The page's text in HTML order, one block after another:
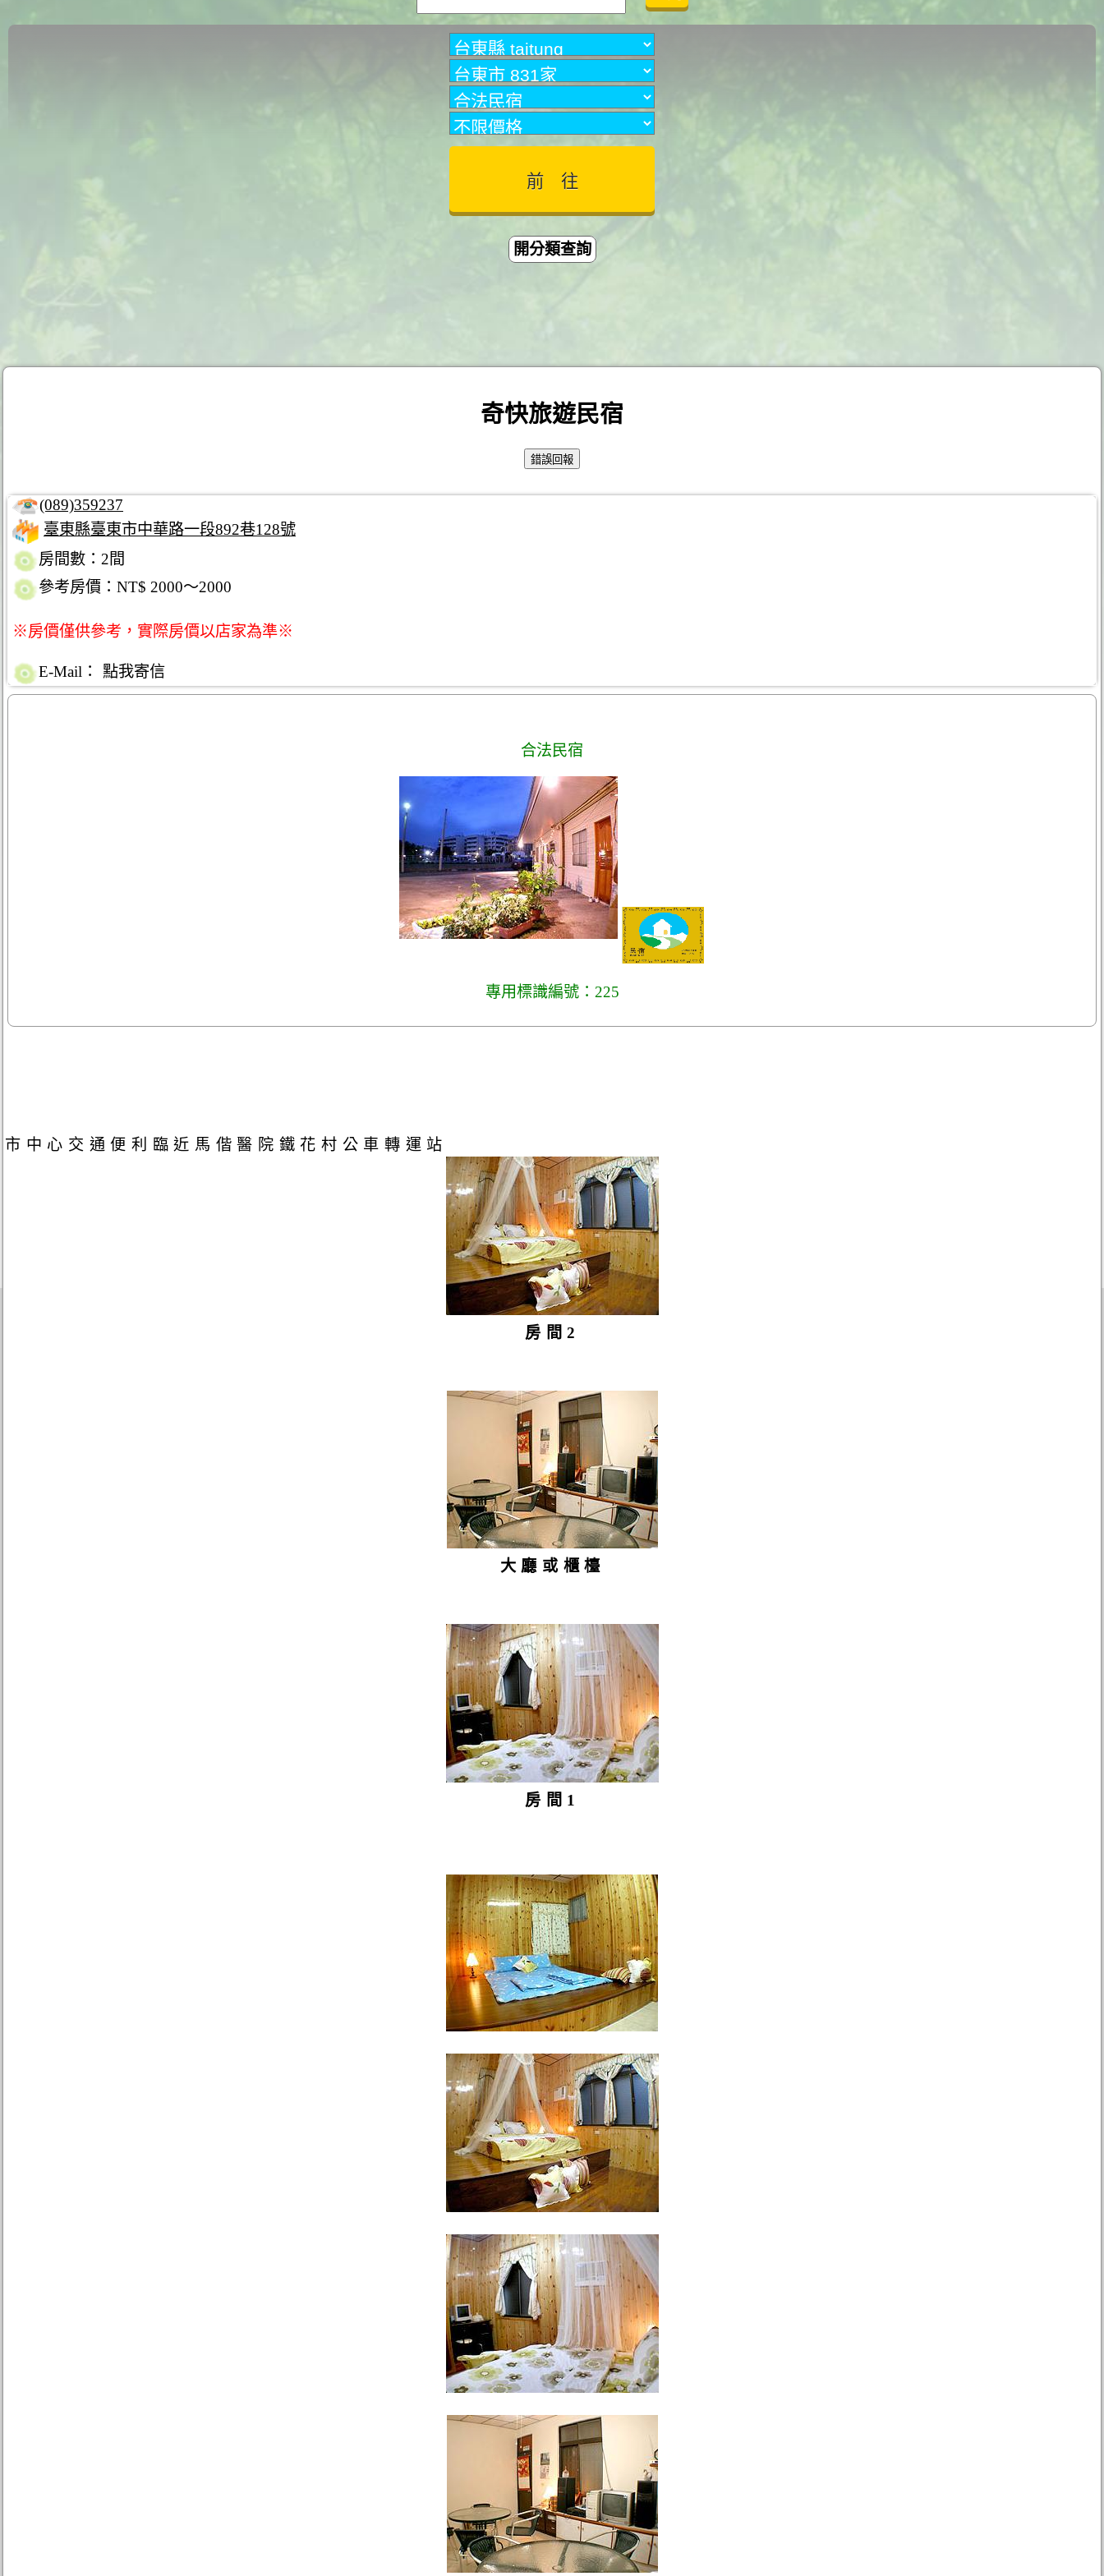
開分類查詢
奇快旅遊民宿
(089)359237
臺東縣臺東市中華路一段892巷128號
房間數：2間
參考房價：NT$ 2000～2000
※房價僅供參考，實際房價以店家為準※
E-Mail： 點我寄信
合法民宿
專用標識編號：225
市中心交通便利臨近馬偕醫院鐵花村公車轉運站
房間2
大廳或櫃檯
房間1